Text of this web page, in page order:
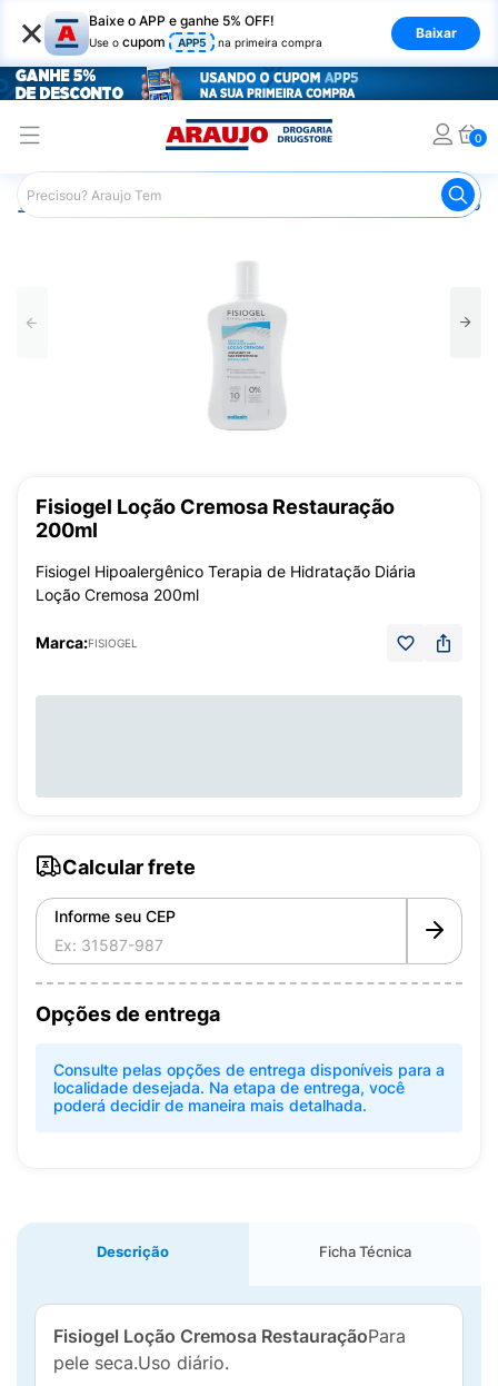
× Baixe o APP e ganhe 5% OFF!
Use o cupom APP5 na primeira compra
Baixar
0
Araujo Dermocosméticos Dermocosméticos para o
Fisiogel Loção Cremosa Restauração
200ml
Fisiogel Hipoalergênico Terapia de Hidratação Diária
Loção Cremosa 200ml
Marca:FISIOGEL
Calcular frete
Informe seu CEP
Opções de entrega
Consulte pelas opções de entrega disponíveis para a
localidade desejada. Na etapa de entrega, você
poderá decidir de maneira mais detalhada.
Descrição Ficha Técnica
Fisiogel Loção Cremosa RestauraçãoPara
pele seca.Uso diário.